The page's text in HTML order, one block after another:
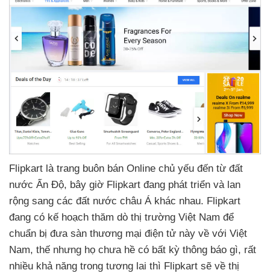
Flipkart là trang buôn bán Online chủ yếu đến từ đất
nước Ấn Độ, bây giờ Flipkart đang phát triển và lan
rộng sang các đất nước châu Á khác nhau. Flipkart
đang có kế hoạch thăm dò thị trường Việt Nam để
chuẩn bị đưa sàn thương mại điện tử này về với Việt
Nam, thế nhưng họ chưa hề có bất kỳ thông báo gì, rất
nhiều khả năng trong tương lai thì Flipkart sẽ về thị